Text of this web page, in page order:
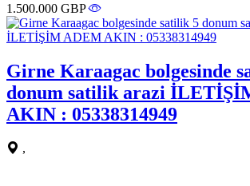
1.500.000 GBP
Girne Karaagac bolgesinde
donum satilik arazi
AKIN : 05338314949
,